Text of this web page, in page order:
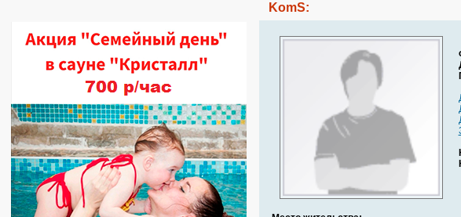
KomS: